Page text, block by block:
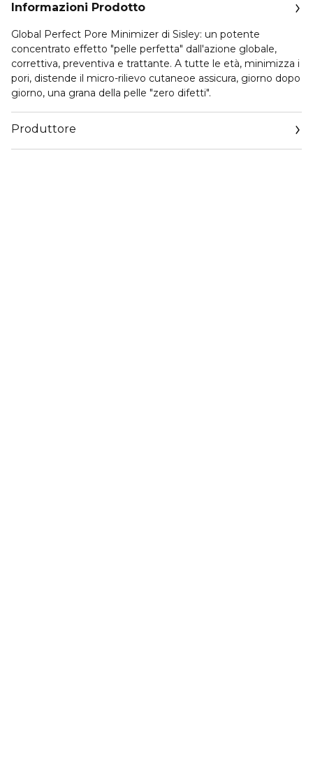
Informazioni Prodotto
Global Perfect Pore Minimizer di Sisley: un potente
concentrato effetto "pelle perfetta" dall'azione globale,
correttiva, preventiva e trattante. A tutte le età, minimizza i
pori, distende il micro-rilievo cutaneoe assicura, giorno dopo
giorno, una grana della pelle "zero difetti".
Produttore